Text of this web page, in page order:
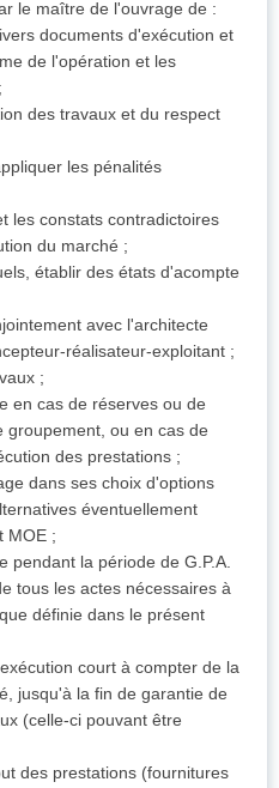
le maître de l'ouvrage de :
documents d'exécution et
de l'opération et les
des travaux et du respect
les pénalités
les constats contradictoires
du marché ;
établir des états d'acompte
avec l'architecte
réalisateur-exploitant ;
;
en cas de réserves ou de
groupement, ou en cas de
des prestations ;
dans ses choix d'options
éventuellement
MOE ;
pendant la période de G.P.A.
tous les actes nécessaires à
définie dans le présent
court à compter de la
jusqu'à la fin de garantie de
(celle-ci pouvant être
des prestations (fournitures